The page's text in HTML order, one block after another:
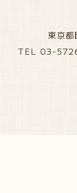
東京
TEL 03-